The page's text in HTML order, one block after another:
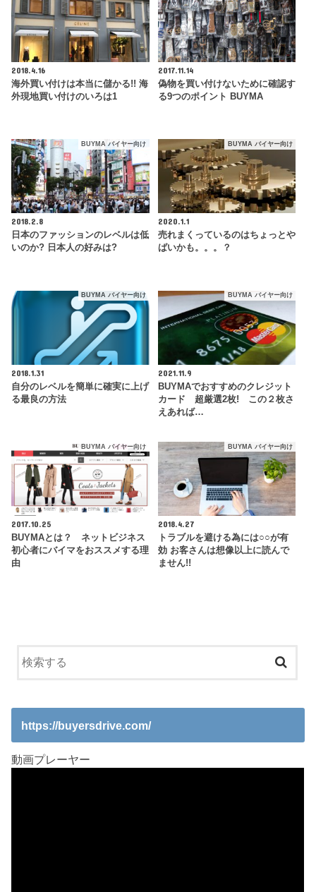
2018.4.16
海外買い付けは本当に儲かる!! 海
外現地買い付けのいろは1
2017.11.14
偽物を買い付けないために確認す
る9つのポイント BUYMA
BUYMA バイヤー向け
2018.2.8
日本のファッションのレベルは低
いのか? 日本人の好みは?
BUYMA バイヤー向け
2020.1.1
売れまくっているのはちょっとや
ばいかも。。。？
BUYMA バイヤー向け
2018.1.31
自分のレベルを簡単に確実に上げ
る最良の方法
BUYMA バイヤー向け
2021.11.9
BUYMAでおすすめのクレジット
カード 超厳選2枚! この２枚さ
えあれば…
BUYMA バイヤー向け
2017.10.25
BUYMAとは？ ネットビジネス
初心者にバイマをおススメする理
由
BUYMA バイヤー向け
2018.4.27
トラブルを避ける為には○○が有
効 お客さんは想像以上に読んで
ません!!
https://buyersdrive.com/
動画プレーヤー